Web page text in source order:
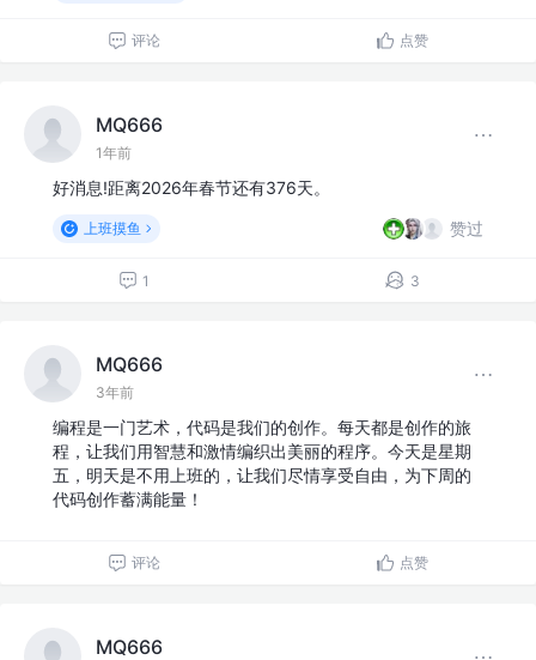
评论 点赞
MQ666
1年前
好消息!距离2026年春节还有376天。
上班摸鱼 赞过
1 3
MQ666
3年前
编程是一门艺术，代码是我们的创作。每天都是创作的旅
程，让我们用智慧和激情编织出美丽的程序。今天是星期
五，明天是不用上班的，让我们尽情享受自由，为下周的
代码创作蓄满能量！
评论 点赞
MQ666